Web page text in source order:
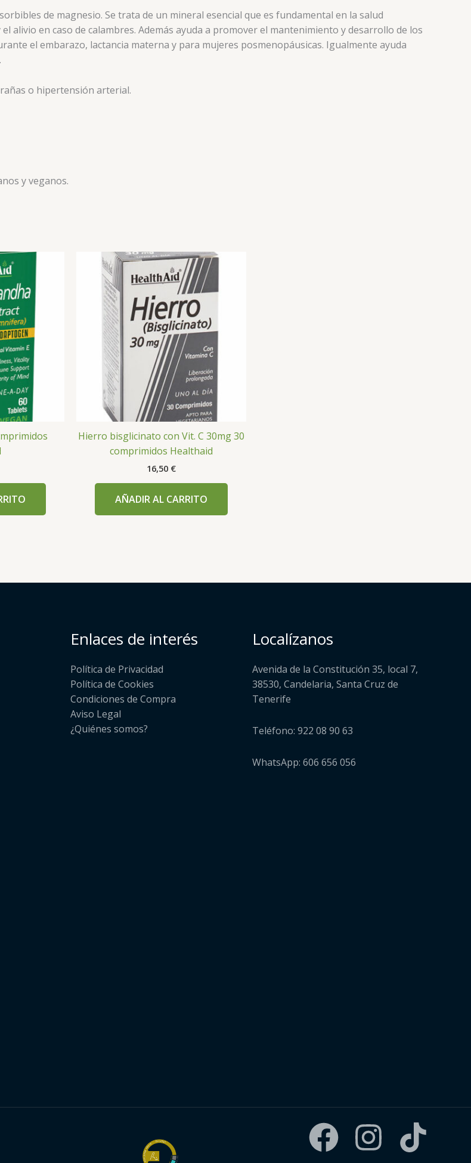
de magnesio. Se trata de un mineral esencial que es fundamental en la salud
alivio en caso de calambres. Además ayuda a promover el mantenimiento y desarrollo de los
el embarazo, lactancia materna y para mujeres posmenopáusicas. Igualmente ayuda
o hipertensión arterial.
y veganos.
Hierro bisglicinato con Vit. C 30mg 30
comprimidos Healthaid
16,50 €
AÑADIR AL CARRITO
Enlaces de interés
Política de Privacidad
Política de Cookies
Condiciones de Compra
Aviso Legal
¿Quiénes somos?​
Localízanos
Avenida de la Constitución 35, local 7,
38530, Candelaria, Santa Cruz de
Tenerife
Teléfono: 922 08 90 63
WhatsApp: 606 656 056